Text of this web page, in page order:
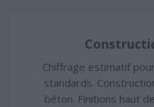
Chiffrage estimatif
standards.
béton. Finitions haut